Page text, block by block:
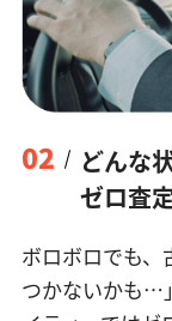
02
どんな
ゼロ査
ボロボロでも、
つかないかも…